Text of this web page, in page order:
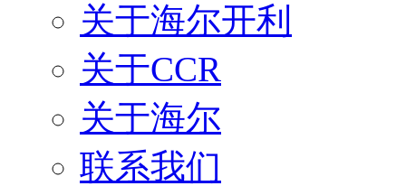
关于海尔开利
关于CCR
关于海尔
联系我们